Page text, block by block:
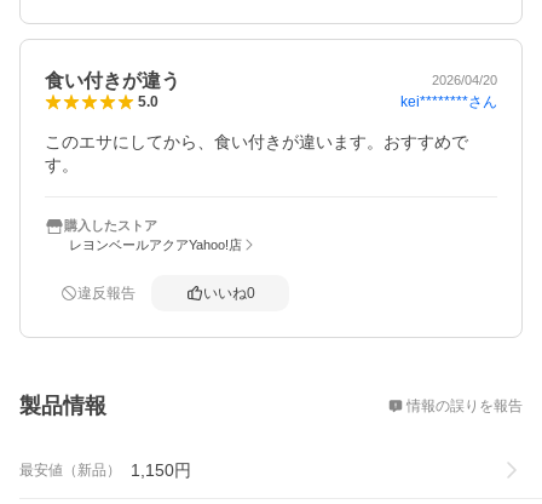
食い付きが違う 2026/04/20
5.0 kei********さん
このエサにしてから、食い付きが違います。おすすめで
す。
購入したストア
レヨンベールアクアYahoo!店
違反報告 いいね0
製品情報 情報の誤りを報告
最安値（新品） 1,150円